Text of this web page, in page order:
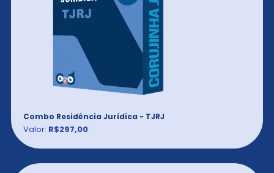
Combo Residência Jurídica - TJRJ
Valor: R$297,00